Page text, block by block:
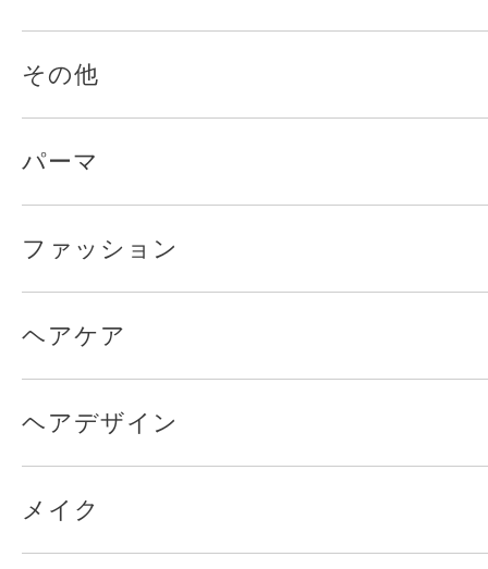
その他
パーマ
ファッション
ヘアケア
ヘアデザイン
メイク